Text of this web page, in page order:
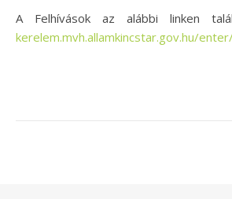
A Felhívások az alábbi linken
kerelem.mvh.allamkincstar.gov.hu/